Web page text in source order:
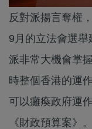
反對派揚言奪權
9月的立法會選
派非常大機會掌
時整個香港的運
可以癱瘓政府運
《財政預算案》